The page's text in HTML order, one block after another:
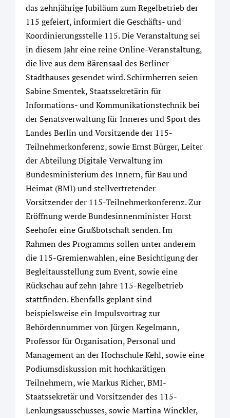
das zehnjährige Jubiläum zum Regelbetrieb der
115 gefeiert, informiert die Geschäfts- und
Koordinierungsstelle 115. Die Veranstaltung sei
in diesem Jahr eine reine Online-Veranstaltung,
die live aus dem Bärensaal des Berliner
Stadthauses gesendet wird. Schirmherren seien
Sabine Smentek, Staatssekretärin für
Informations- und Kommunikationstechnik bei
der Senatsverwaltung für Inneres und Sport des
Landes Berlin und Vorsitzende der 115-
Teilnehmerkonferenz, sowie Ernst Bürger, Leiter
der Abteilung Digitale Verwaltung im
Bundesministerium des Innern, für Bau und
Heimat (BMI) und stellvertretender
Vorsitzender der 115-Teilnehmerkonferenz. Zur
Eröffnung werde Bundesinnenminister Horst
Seehofer eine Grußbotschaft senden. Im
Rahmen des Programms sollen unter anderem
die 115-Gremienwahlen, eine Besichtigung der
Begleitausstellung zum Event, sowie eine
Rückschau auf zehn Jahre 115-Regelbetrieb
stattfinden. Ebenfalls geplant sind
beispielsweise ein Impulsvortrag zur
Behördennummer von Jürgen Kegelmann,
Professor für Organisation, Personal und
Management an der Hochschule Kehl, sowie eine
Podiumsdiskussion mit hochkarätigen
Teilnehmern, wie Markus Richer, BMI-
Staatssekretär und Vorsitzender des 115-
Lenkungsausschusses, sowie Martina Winckler,